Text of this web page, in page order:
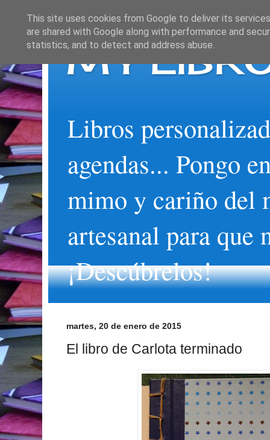
MY
Libros
agendas... Pongo
mimo y cariño del
artesanal para que
¡Descúbrelos!
martes, 20 de enero de 2015
El libro de Carlota terminado
This site uses cookies from Google to deliver its
are shared with Google along with performance and
statistics, and to detect and address abuse.